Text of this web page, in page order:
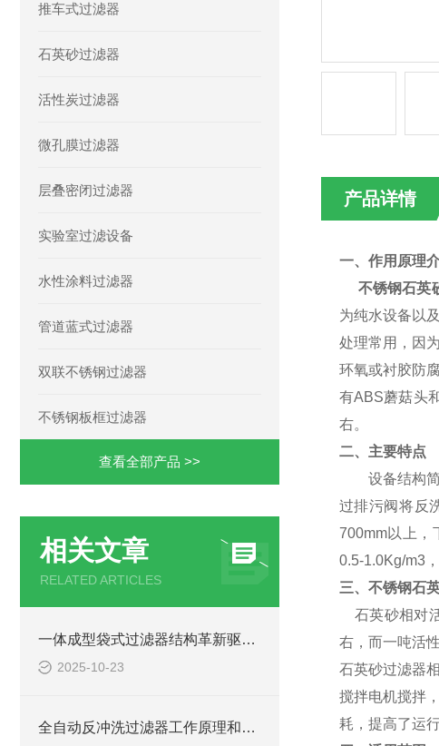
推车式过滤器
石英砂过滤器
活性炭过滤器
微孔膜过滤器
层叠密闭过滤器
实验室过滤设备
水性涂料过滤器
管道蓝式过滤器
双联不锈钢过滤器
不锈钢板框过滤器
查看全部产品 >>
相关文章
RELATED ARTICLES
一体成型袋式过滤器结构革新驱动的高效过滤新范式
2025-10-23
全自动反冲洗过滤器工作原理和特点
产品详情
一、作用原理
不锈钢石英
为纯水设备 以
处理常用，因
环氧或衬胶防
有ABS蘑菇头
右。
二、主要特点
设备结构简
过排污阀将反
700mm以上，
0.5-1.0Kg/m3
三、不锈钢石
石英砂相对
右，而一吨活
石英砂过滤器
搅拌电机搅拌
耗，提高了运